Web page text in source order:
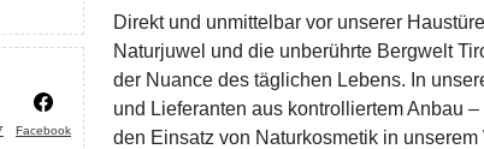
Facebook
Direkt und unmittelbar vor unserer
Naturjuwel und die unberührte Bergwelt
der Nuance des täglichen Lebens. In
und Lieferanten aus kontrolliertem Anbau
den Einsatz von Naturkosmetik in